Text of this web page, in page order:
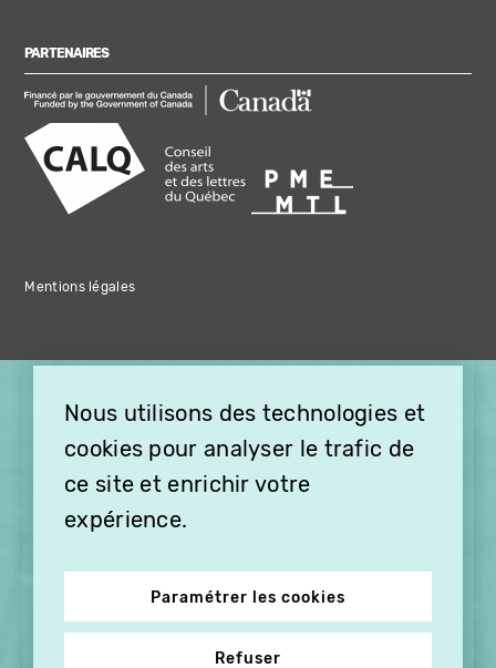
PARTENAIRES
Mentions légales
Nous utilisons des technologies et
cookies pour analyser le trafic de
ce site et enrichir votre
expérience.
Paramétrer les cookies
Refuser
OFFREZ LA VIDÉO EN
CADEAU, ABONNEZ VOS
PROCHES À VITHÈQUE !